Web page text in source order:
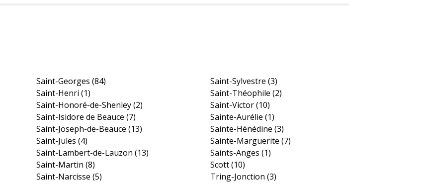
Saint-Georges(84)
Saint-Henri(1)
Saint-Honoré-de-Shenley(2)
Saint-Isidore de Beauce(7)
Saint-Joseph-de-Beauce(13)
Saint-Jules(4)
Saint-Lambert-de-Lauzon(13)
Saint-Martin(8)
Saint-Narcisse(5)
Saint-Sylvestre (3)
Saint-Théophile (2)
Saint-Victor(10)
Sainte-Aurélie (1)
Sainte-Hénédine (3)
Sainte-Marguerite (7)
Saints-Anges (1)
Scott(10)
Tring-Jonction (3)